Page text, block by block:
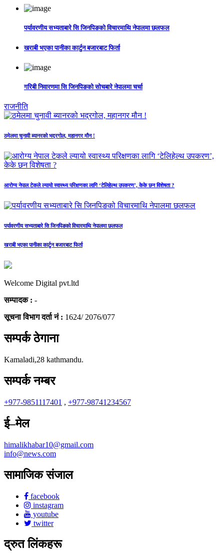
पर्यावरणीय सभ्यताबारे सि जिनपिङको विचारमाथि नेपालमा छलफल
खराबी भएका पानीका कार्टुन बजारबाट फिर्ता
गरिबी निवारणमा सि जिनपिङको सोचबारे नेपालमा चर्चा
राजनीति
ठमेलमा चुनावी ब्यानरको भद्रगोल, महानगर मौन !
आरोग्य नेपाल टेकले ल्यायो स्वास्थ्य परिक्षणका लागि ‘टेलिहेल्थ उपकरण’, केके छन विशेषता ?
पर्यावरणीय सभ्यताबारे सि जिनपिङको विचारमाथि नेपालमा छलफल
खराबी भएका पानीका कार्टुन बजारबाट फिर्ता
Welcome Digital pvt.ltd
सम्पादक : -
सूचना विभाग दर्ता नं : 1624/ 2076/077
सम्पर्क ठेगाना
Kamaladi,28 kathmandu.
सम्पर्क नम्बर
+977-9851117401 , +977-98741234567
ई–मेल
himalikhabar10@gmail.com
info@news.com
सामाजिक संजाल
facebook
instagram
youtube
twitter
द्रुत लिंकहरू